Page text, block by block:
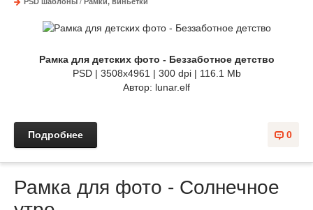
Рамка для детских фото - Беззаботное детство
PSD | 3508х4961 | 300 dpi | 116.1 Mb
Автор: lunar.elf
0
Подробнее
Рамка для фото - Солнечное